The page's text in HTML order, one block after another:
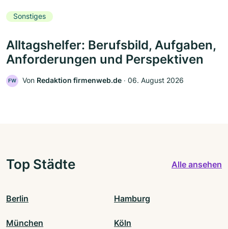
Sonstiges
Alltagshelfer: Berufsbild, Aufgaben,
Anforderungen und Perspektiven
FW Von Redaktion firmenweb.de ‧ 06. August 2026
Top Städte Alle ansehen
Berlin Hamburg
München Köln